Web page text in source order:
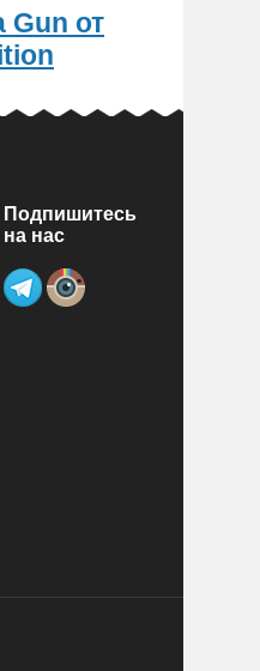
от
Подпишитесь
на нас